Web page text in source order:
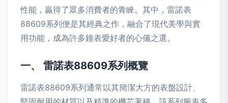
性能，贏得了眾多消費者的青睞。其中，雷諾表
88609系列便是其經典之作，融合了現代美學與實
用功能，成為許多鐘表愛好者的心儀之選。
一、 雷諾表88609系列概覽
雷諾表88609系列通常以其簡潔大方的表盤設計、